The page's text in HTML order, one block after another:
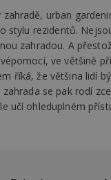
zahradě, urban
stylu rezidentů.
zahradou. A
ve většině
říká, že většina lidí
se pak rodí
učí ohleduplném
Název
Provider
/
Doména
_gid
Google
LLC
.estav.cz
Název
CMID
Název
test
mobile
Název
tu
Gdyn